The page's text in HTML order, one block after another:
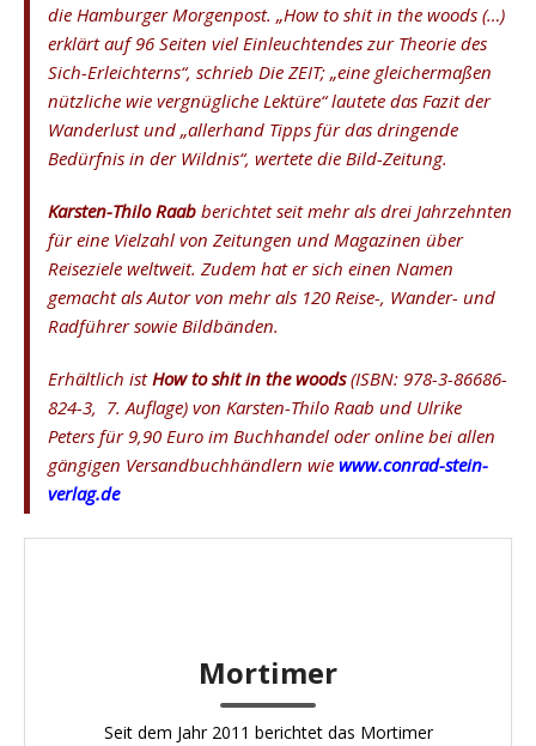
die Hamburger Morgenpost. „How to shit in the woods (…)
erklärt auf 96 Seiten viel Einleuchtendes zur Theorie des
Sich-Erleichterns“, schrieb Die ZEIT; „eine gleichermaßen
nützliche wie vergnügliche Lektüre“ lautete das Fazit der
Wanderlust und „allerhand Tipps für das dringende
Bedürfnis in der Wildnis“, wertete die Bild-Zeitung.
Karsten-Thilo Raab berichtet seit mehr als drei Jahrzehnten
für eine Vielzahl von Zeitungen und Magazinen über
Reiseziele weltweit. Zudem hat er sich einen Namen
gemacht als Autor von mehr als 120 Reise-, Wander- und
Radführer sowie Bildbänden.
Erhältlich istHow to shit in the woods(ISBN: 978-3-86686-
824-3, 7. Auflage) von Karsten-Thilo Raab und Ulrike
Peters für 9,90 Euro im Buchhandel oder online bei allen
gängigen Versandbuchhändlern wie www.conrad-stein-
verlag.de
Mortimer
Seit dem Jahr 2011 berichtet das Mortimer